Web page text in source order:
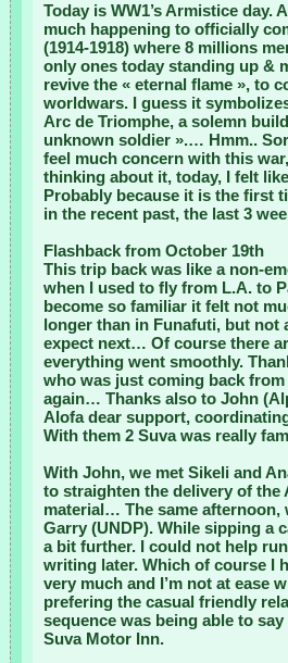
Today is WW1’s Armistice
much happening to officially
(1914-1918) where 8 millions
only ones today standing up &
revive the « eternal flame », to
worldwars. I guess it
Arc de Triomphe, a solemn
unknown soldier ».… Hmm..
feel much concern with this
thinking about it, today, I felt
Probably because it is the first
in the recent past, the last 3
Flashback from October 19th
This trip back was like a non-
when I used to fly from L.A. to
become so familiar it felt not
longer than in Funafuti, but not
expect next… Of course there
everything went smoothly.
who was just coming back
again… Thanks also to John
Alofa dear support,
With them 2 Suva was really
With John, we met Sikeli and
to straighten the delivery of the
material… The same
Garry (UNDP). While sipping a
a bit further. I could not help
writing later. Which of course I
very much and I’m not at ease
prefering the casual friendly
sequence was being able to
Suva Motor Inn.